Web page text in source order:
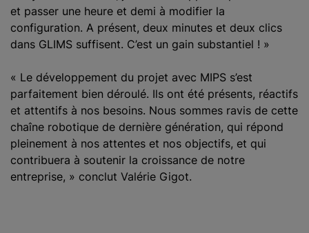
et passer une heure et demi à modifier la
configuration. A présent, deux minutes et deux clics
dans GLIMS suffisent. C’est un gain substantiel ! »
« Le développement du projet avec MIPS s’est
parfaitement bien déroulé. Ils ont été présents, réactifs
et attentifs à nos besoins. Nous sommes ravis de cette
chaîne robotique de dernière génération, qui répond
pleinement à nos attentes et nos objectifs, et qui
contribuera à soutenir la croissance de notre
entreprise, » conclut Valérie Gigot.